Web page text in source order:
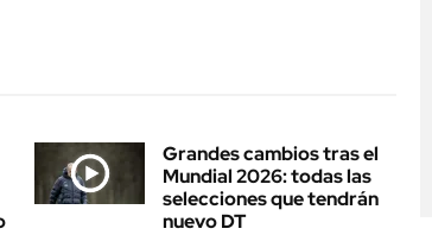
Grandes cambios tras el
Mundial 2026: todas las
selecciones que tendrán
nuevo DT